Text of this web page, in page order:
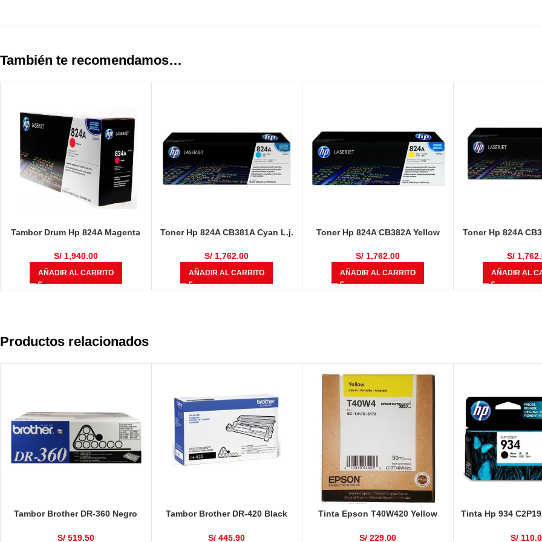
También te recomendamos…
Tambor Drum Hp 824A Magenta
CP6015dn, CP6015n, CP6015xh,
CM6030, CM6030f, CM6040,
CM6040f 23,000 Páginas
S/1,940.00
AÑADIR AL CARRITO
Toner Hp 824A CB381A Cyan L.j.
S/ 1,762.00
AÑADIR AL CARRITO
Toner Hp 824A CB382A Yellow
S/ 1,762.00
AÑADIR AL CARRITO
Toner Hp 824A
S/
AÑADIR AL
Productos relacionados
Tambor Brother DR-360 Negro
S/519.50
Tambor Brother DR-420 Black
S/ 445.90
Tinta Epson T40W420 Yellow
S/ 229.00
Tinta Hp 934
S/